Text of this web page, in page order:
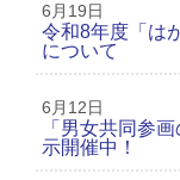
6月19日
令和8年度「は
について
6月12日
「男女共同参
示開催中！